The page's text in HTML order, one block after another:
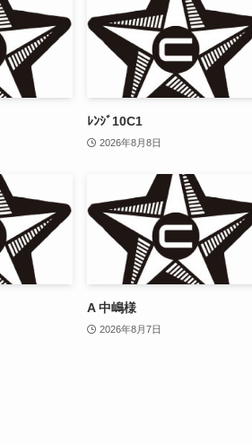
ﾚﾝｼﾞ10C1
2026年8月8日
A 中嶋様
2026年8月7日